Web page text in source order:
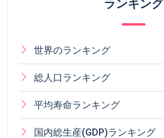
ランキング
世界のランキング
総人口ランキング
平均寿命ランキング
国内総生産(GDP)ランキング